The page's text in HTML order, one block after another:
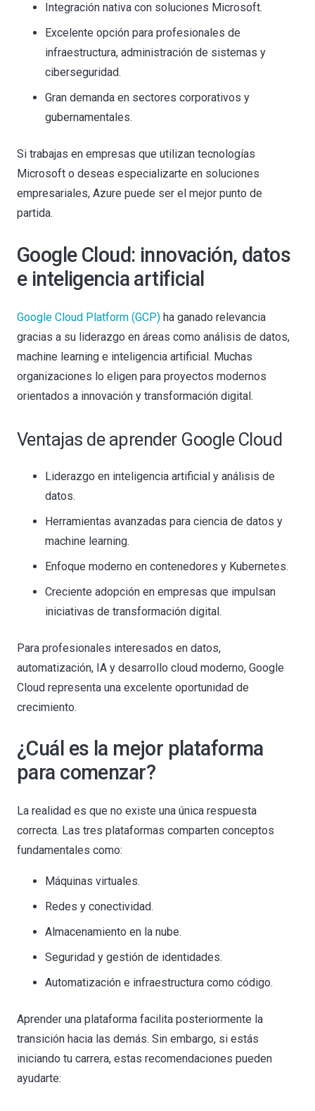
Integración nativa con soluciones Microsoft.
Excelente opción para profesionales de
infraestructura, administración de sistemas y
ciberseguridad.
Gran demanda en sectores corporativos y
gubernamentales.
Si trabajas en empresas que utilizan tecnologías
Microsoft o deseas especializarte en soluciones
empresariales, Azure puede ser el mejor punto de
partida.
Google Cloud: innovación, datos
e inteligencia artificial
Google Cloud Platform (GCP) ha ganado relevancia
gracias a su liderazgo en áreas como análisis de datos,
machine learning e inteligencia artificial. Muchas
organizaciones lo eligen para proyectos modernos
orientados a innovación y transformación digital.
Ventajas de aprender Google Cloud
Liderazgo en inteligencia artificial y análisis de
datos.
Herramientas avanzadas para ciencia de datos y
machine learning.
Enfoque moderno en contenedores y Kubernetes.
Creciente adopción en empresas que impulsan
iniciativas de transformación digital.
Para profesionales interesados en datos,
automatización, IA y desarrollo cloud moderno, Google
Cloud representa una excelente oportunidad de
crecimiento.
¿Cuál es la mejor plataforma
para comenzar?
La realidad es que no existe una única respuesta
correcta. Las tres plataformas comparten conceptos
fundamentales como:
Máquinas virtuales.
Redes y conectividad.
Almacenamiento en la nube.
Seguridad y gestión de identidades.
Automatización e infraestructura como código.
Aprender una plataforma facilita posteriormente la
transición hacia las demás. Sin embargo, si estás
iniciando tu carrera, estas recomendaciones pueden
ayudarte: